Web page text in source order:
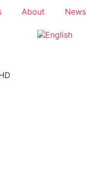
About News